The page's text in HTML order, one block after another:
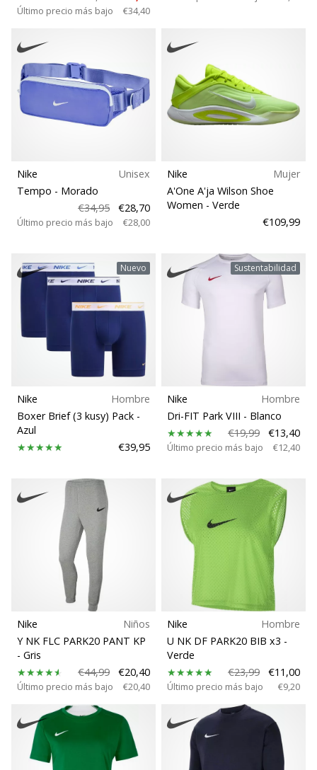
Último precio más bajo €34,40
Nike
Unisex
Tempo - Morado
€34,95
€28,70
Último precio más bajo €28,00
Nike
Mujer
A'One A'ja Wilson Shoe
Women - Verde
€109,99
Nuevo
Nike
Hombre
Boxer Brief (3 kusy) Pack -
Azul
€39,95
Sustentabilidad
Nike
Hombre
Dri-FIT Park VIII - Blanco
€19,99
€13,40
Último precio más bajo €12,40
Nike
Niños
Y NK FLC PARK20 PANT KP
- Gris
€44,99
€20,40
Último precio más bajo €20,40
Nike
Hombre
U NK DF PARK20 BIB x3 -
Verde
€23,99
€11,00
Último precio más bajo €9,20